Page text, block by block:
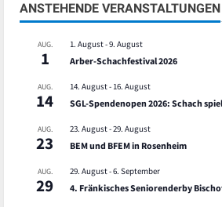
ANSTEHENDE VERANSTALTUNGEN
AUG.
1
1. August-9. August
Arber-Schachfestival 2026
AUG.
14
14. August- 16. August
SGL-Spendenopen 2026: Schach
AUG.
23
23. August-29. August
BEM und BFEM in Rosenheim
AUG.
29
29. August-6. September
4. Fränkisches Seniorenderby